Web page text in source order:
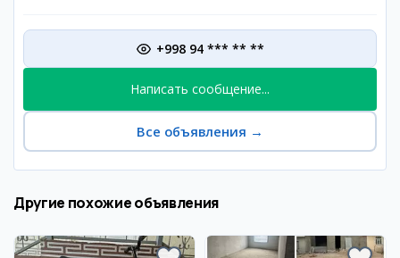
+998 94 *** ** **
Написать сообщение...
Все объявления →
Другие похожие объявления